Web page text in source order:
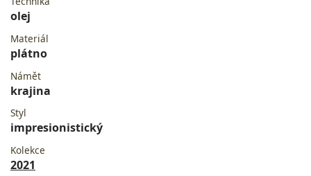
olej
Materiál
plátno
Námět
krajina
Styl
impresionistický
Kolekce
2021